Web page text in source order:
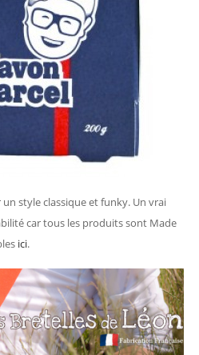
un style classique et funky. Un vrai
car tous les produits sont Made
ici.